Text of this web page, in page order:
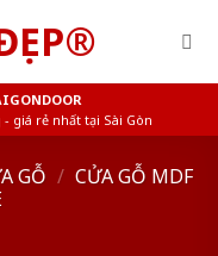
giá rẻ nhất tại Sài Gòn
GỖ / CỬA GỖ MDF